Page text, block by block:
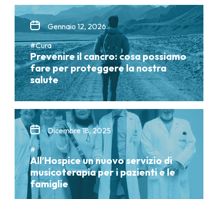
Gennaio 12, 2026
#Cura
Prevenire il cancro: cosa possiamo
fare per proteggere la nostra
salute
Dicembre 18, 2025
#
All’Hospice un nuovo servizio di
musicoterapia per i pazienti e le
famiglie